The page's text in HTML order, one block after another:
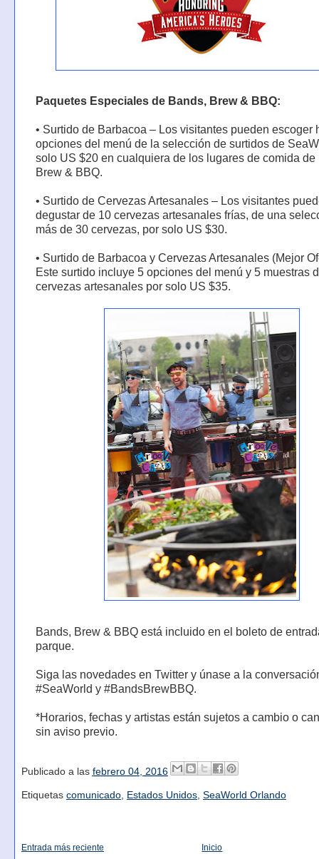
Paquetes Especiales de Bands, Brew & BBQ:
• Surtido de Barbacoa – Los visitantes pueden escoger
opciones del menú de la selección de surtidos de
solo US $20 en cualquiera de los lugares de comida de
Brew & BBQ.
• Surtido de Cervezas Artesanales – Los visitantes
degustar de 10 cervezas artesanales frías, de una
más de 30 cervezas, por solo US $30.
• Surtido de Barbacoa y Cervezas Artesanales (Mejor
Este surtido incluye 5 opciones del menú y 5 muestras
cervezas artesanales por solo US $35.
Bands, Brew & BBQ está incluido en el boleto de
parque.
Siga las novedades en Twitter y únase a la
#SeaWorld y #BandsBrewBBQ.
*Horarios, fechas y artistas están sujetos a cambio o
sin aviso previo.
Publicado a las febrero 04, 2016
Etiquetas comunicado, Estados Unidos, SeaWorld Orlando
Entrada más reciente Inicio